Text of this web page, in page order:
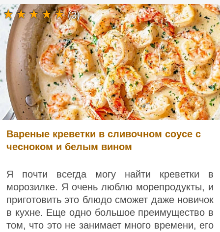
Вареные креветки в сливочном соусе с
чесноком и белым вином
Я почти всегда могу найти креветки в
морозилке. Я очень люблю морепродукты, и
приготовить это блюдо сможет даже новичок
в кухне. Еще одно большое преимущество в
том, что это не занимает много времени, его
(3)